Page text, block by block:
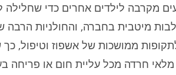
מקרבה לילדים אחרים כדי שחלילה
מיטבית בחברה, והחולניות
ממושכות של אשפוז וטיפול,
מלאי חרדה מכל עליית חום או פריחה